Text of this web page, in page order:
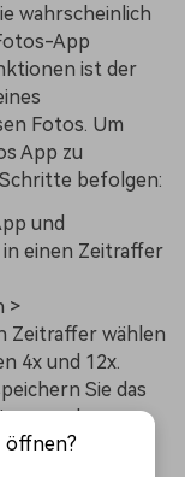
wahrscheinlich
App
ist der
Fotos. Um
App zu
befolgen:
und
in einen Zeitraffer
>
Zeitraffer wählen
4x und 12x.
Sie das
anderen
öffnen?